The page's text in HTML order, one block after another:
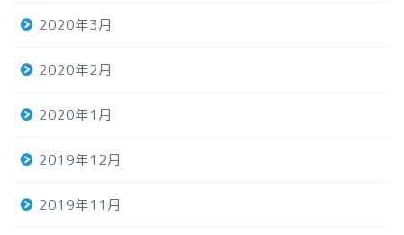
2020年3月
2020年2月
2020年1月
2019年12月
2019年11月